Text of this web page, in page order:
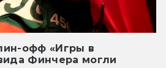
офф «Игры в
Финчера могли